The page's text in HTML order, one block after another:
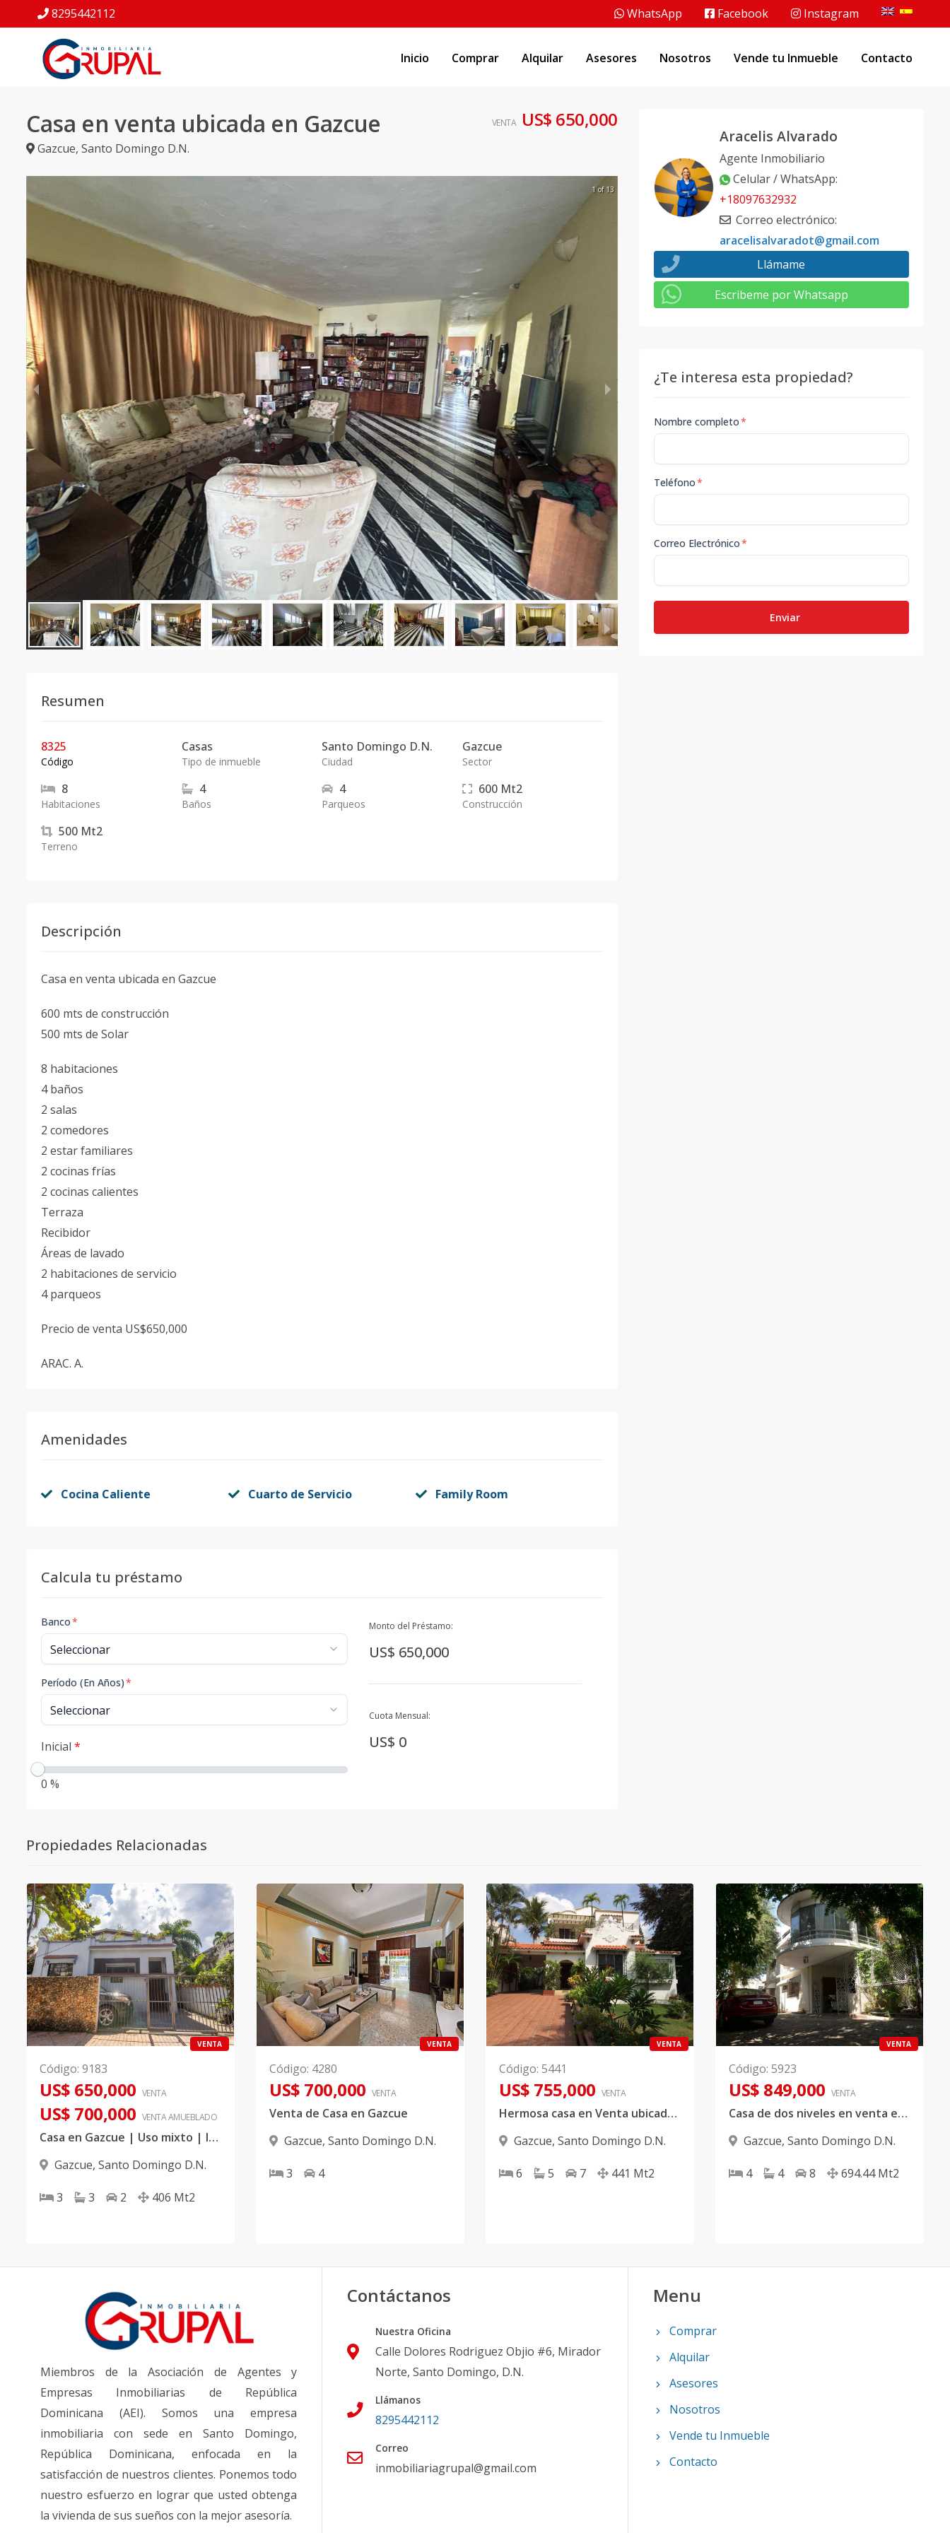
8295442112 WhatsApp Facebook Instagram
Inicio Comprar Alquilar Asesores Nosotros Vende tu Inmueble Contacto
Casa en venta ubicada en Gazcue
Gazcue, Santo Domingo D.N.
VENTA US$ 650,000
1 of 13
Resumen
8325
Código
Casas
Tipo de inmueble
Santo Domingo D.N.
Ciudad
Gazcue
Sector
8
Habitaciones
4
Baños
4
Parqueos
600 Mt2
Construcción
500 Mt2
Terreno
Descripción
Casa en venta ubicada en Gazcue
600 mts de construcción
500 mts de Solar
8 habitaciones
4 baños
2 salas
2 comedores
2 estar familiares
2 cocinas frías
2 cocinas calientes
Terraza
Recibidor
Áreas de lavado
2 habitaciones de servicio
4 parqueos
Precio de venta US$650,000
ARAC. A.
Amenidades
Cocina Caliente Cuarto de Servicio Family Room
Calcula tu préstamo
Banco*
Período (En Años)*
Inicial *
0 %
Monto del Préstamo:
US$ 650,000
Cuota Mensual:
US$ 0
Aracelis Alvarado
Agente Inmobiliario
Celular / WhatsApp:
+18097632932
Correo electrónico:
aracelisalvaradot@gmail.com
Llámame
Escribeme por Whatsapp
¿Te interesa esta propiedad?
Nombre completo*
Teléfono*
Correo Electrónico*
Enviar
Propiedades Relacionadas
VENTA
Código: 9183
US$ 650,000 VENTA
US$ 700,000 VENTA AMUEBLADO
Casa en Gazcue | Uso mixto | Ideal para vivir o invertir.
Gazcue, Santo Domingo D.N.
3 3 2 406 Mt2
VENTA
Código: 4280
US$ 700,000 VENTA
Venta de Casa en Gazcue
Gazcue, Santo Domingo D.N.
3 4
VENTA
Código: 5441
US$ 755,000 VENTA
Hermosa casa en Venta ubicada en Gazcue
Gazcue, Santo Domingo D.N.
6 5 7 441 Mt2
VENTA
Código: 5923
US$ 849,000 VENTA
Casa de dos niveles en venta en privilegiada zona de Gazcue
Gazcue, Santo Domingo D.N.
4 4 8 694.44 Mt2
Miembros de la Asociación de Agentes y
Empresas Inmobiliarias de República
Dominicana (AEI). Somos una empresa
inmobiliaria con sede en Santo Domingo,
República Dominicana, enfocada en la
satisfacción de nuestros clientes. Ponemos todo
nuestro esfuerzo en lograr que usted obtenga
la vivienda de sus sueños con la mejor asesoría.
Contáctanos
Nuestra Oficina
Calle Dolores Rodriguez Objio #6, Mirador
Norte, Santo Domingo, D.N.
Llámanos
8295442112
Correo
inmobiliariagrupal@gmail.com
Menu
Comprar
Alquilar
Asesores
Nosotros
Vende tu Inmueble
Contacto